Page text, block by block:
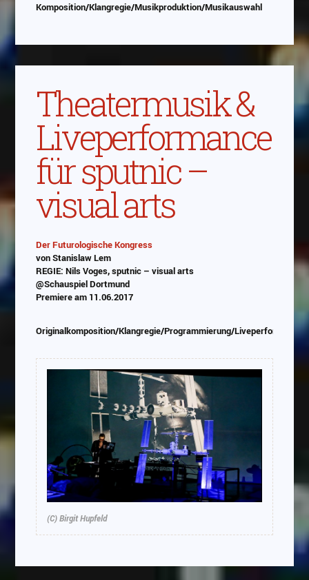
Komposition/Klangregie/Musikproduktion/Musikauswahl
Theatermusik &
Liveperformance
für sputnic –
visual arts
Abspielen
Das Video wird von Youtube eingebettet
Der Futurologische Kongress
von Stanislaw Lem
REGIE: Nils Voges, sputnic – visual arts
@Schauspiel Dortmund
Premiere am 11.06.2017
Originalkomposition/Klangregie/Programmierung/Liveperformance
(C) Birgit Hupfeld